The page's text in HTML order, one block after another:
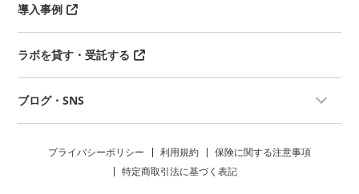
導入事例
ラボを貸す・受託する
ブログ・SNS
プライバシーポリシー 利用規約
保険に関する注意事項
特定商取引法に基づく表記